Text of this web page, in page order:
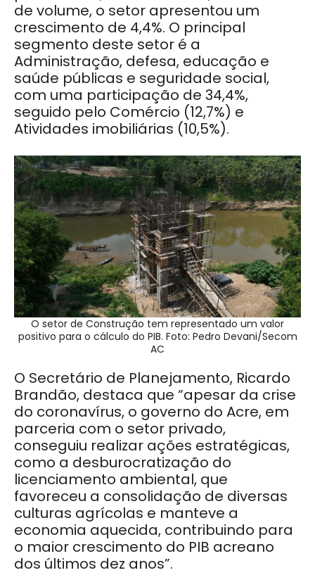
de volume, o setor apresentou um
crescimento de 4,4%. O principal
segmento deste setor é a
Administração, defesa, educação e
saúde públicas e seguridade social,
com uma participação de 34,4%,
seguido pelo Comércio (12,7%) e
Atividades imobiliárias (10,5%).
O setor de Construção tem representado um valor
positivo para o cálculo do PIB. Foto: Pedro Devani/Secom
AC
O Secretário de Planejamento, Ricardo
Brandão, destaca que “apesar da crise
do coronavírus, o governo do Acre, em
parceria com o setor privado,
conseguiu realizar ações estratégicas,
como a desburocratização do
licenciamento ambiental, que
favoreceu a consolidação de diversas
culturas agrícolas e manteve a
economia aquecida, contribuindo para
o maior crescimento do PIB acreano
dos últimos dez anos”.